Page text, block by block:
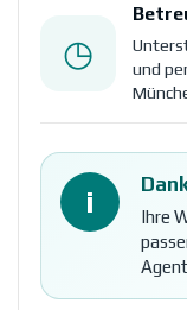
◷
und
i
Ihre